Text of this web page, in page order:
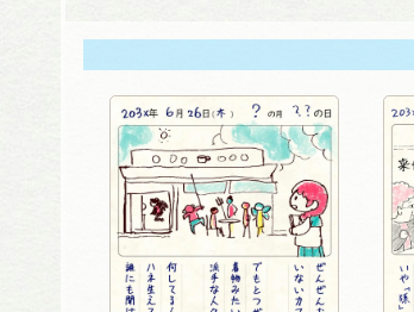
ゲ
ー
シ
ョ
ン